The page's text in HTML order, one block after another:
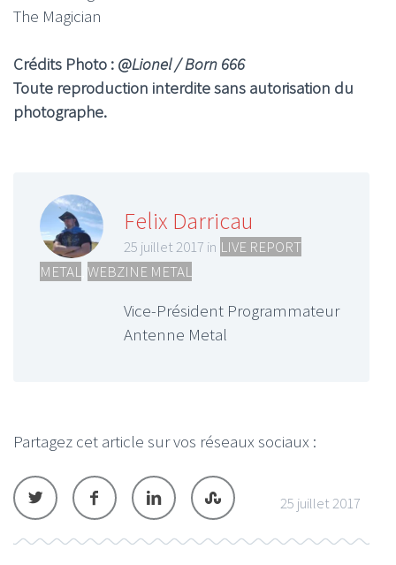
The Magician
Crédits Photo : @Lionel / Born 666
Toute reproduction interdite sans autorisation du
photographe.
Felix Darricau
25 juillet 2017 in LIVE REPORT
METAL WEBZINE METAL
Vice-Président Programmateur
Antenne Metal
Partagez cet article sur vos réseaux sociaux :
25 juillet 2017